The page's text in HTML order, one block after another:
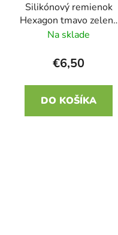
Silikónový remienok
Hexagon tmavo zelený
tyrkys 22mm
Na sklade
€6,50
DO KOŠÍKA